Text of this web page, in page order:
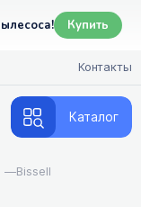
Купить
Контакты
Каталог
—Bissell